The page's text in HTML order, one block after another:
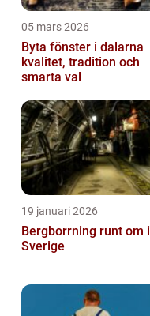
05 mars 2026
Byta fönster i dalarna
kvalitet, tradition och
smarta val
19 januari 2026
Bergborrning runt om i
Sverige